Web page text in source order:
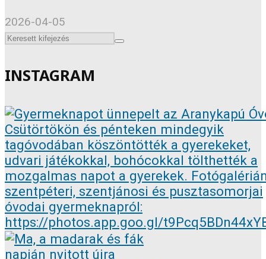
2026-04-05
INSTAGRAM